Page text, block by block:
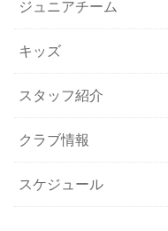
ジュニアチーム
キッズ
スタッフ紹介
クラブ情報
スケジュール